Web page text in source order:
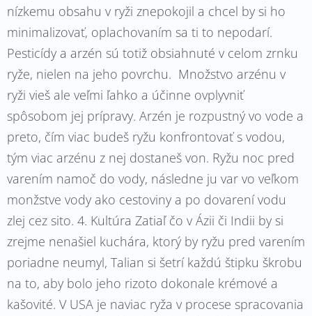
nízkemu obsahu v ryži znepokojil a chcel by si ho
minimalizovať, oplachovaním sa ti to nepodarí.
Pesticídy a arzén sú totiž obsiahnuté v celom zrnku
ryže, nielen na jeho povrchu. Množstvo arzénu v
ryži vieš ale veľmi ľahko a účinne ovplyvniť
spôsobom jej prípravy. Arzén je rozpustný vo vode a
preto, čím viac budeš ryžu konfrontovať s vodou,
tým viac arzénu z nej dostaneš von. Ryžu noc pred
varením namoč do vody, následne ju var vo veľkom
monžstve vody ako cestoviny a po dovarení vodu
zlej cez sito. 4. Kultúra Zatiaľ čo v Ázii či Indii by si
zrejme nenašiel kuchára, ktorý by ryžu pred varením
poriadne neumyl, Talian si šetrí každú štipku škrobu
na to, aby bolo jeho rizoto dokonale krémové a
kašovité. V USA je naviac ryža v procese spracovania